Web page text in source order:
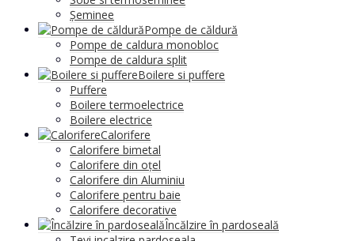
Șeminee
Pompe de căldură
Pompe de caldura monobloc
Pompe de caldura split
Boilere si puffere
Puffere
Boilere termoelectrice
Boilere electrice
Calorifere
Calorifere bimetal
Calorifere din oțel
Calorifere din Aluminiu
Calorifere pentru baie
Calorifere decorative
Încălzire în pardoseală